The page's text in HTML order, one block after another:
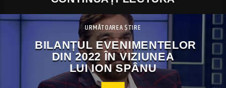
URMĂTOAREA ȘTIRE
BILANȚUL EVENIMENTELOR
DIN 2022 ÎN VIZIUNEA
LUI ION SPÂNU